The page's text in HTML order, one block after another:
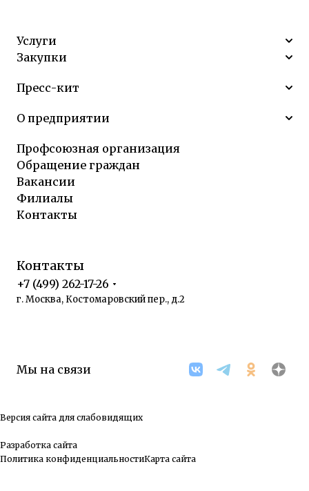
Услуги
Закупки
Пресс-кит
О предприятии
Профсоюзная организация
Обращение граждан
Вакансии
Филиалы
Контакты
Контакты
+7 (499) 262-17-26
г. Москва, Костомаровский пер., д.2
Мы на связи
Версия сайта для слабовидящих
Разработка сайта
Политика конфиденциальностиКарта сайта